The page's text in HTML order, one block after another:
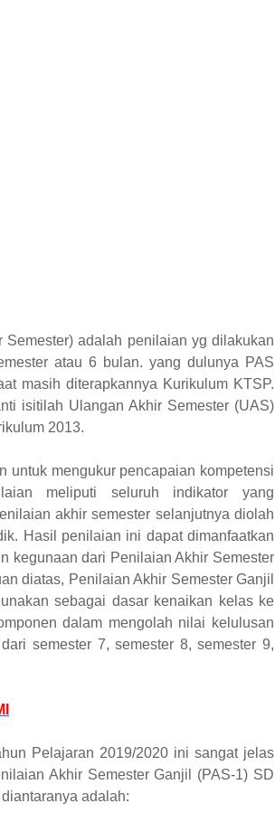
adalah penilaian yg dilakukan
atau 6 bulan. yang dulunya PAS
masih diterapkannya Kurikulum KTSP.
isitilah Ulangan Akhir Semester (UAS)
2013.
untuk mengukur pencapaian kompetensi
meliputi seluruh indikator yang
akhir semester selanjutnya diolah
Hasil penilaian ini dapat dimanfaatkan
kegunaan dari Penilaian Akhir Semester
diatas, Penilaian Akhir Semester Ganjil
sebagai dasar kenaikan kelas ke
dalam mengolah nilai kelulusan
semester 7, semester 8, semester 9,
Pelajaran 2019/2020 ini sangat jelas
Akhir Semester Ganjil (PAS-1) SD
adalah: